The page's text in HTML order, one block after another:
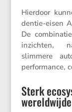
Hierdoor
dentie-eisen
De
inzichten,
slimmere
perfor­mance,
Sterk